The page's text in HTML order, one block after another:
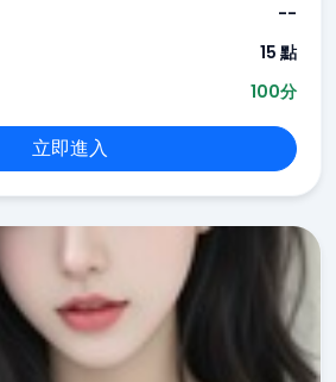
--
15 點
100分
立即進入